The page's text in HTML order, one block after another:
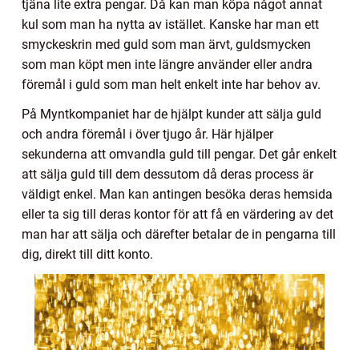
tjäna lite extra pengar. Då kan man köpa något annat
kul som man ha nytta av istället. Kanske har man ett
smyckeskrin med guld som man ärvt, guldsmycken
som man köpt men inte längre använder eller andra
föremål i guld som man helt enkelt inte har behov av.
På Myntkompaniet har de hjälpt kunder att sälja guld
och andra föremål i över tjugo år. Här hjälper
sekunderna att omvandla guld till pengar. Det går enkelt
att sälja guld till dem dessutom då deras process är
väldigt enkel. Man kan antingen besöka deras hemsida
eller ta sig till deras kontor för att få en värdering av det
man har att sälja och därefter betalar de in pengarna till
dig, direkt till ditt konto.